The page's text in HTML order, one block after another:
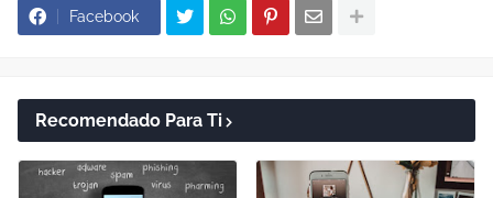
Facebook
Recomendado Para Ti